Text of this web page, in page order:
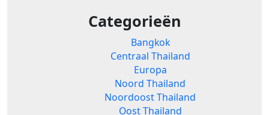
Categorieën
Bangkok
Centraal Thailand
Europa
Noord Thailand
Noordoost Thailand
Oost Thailand